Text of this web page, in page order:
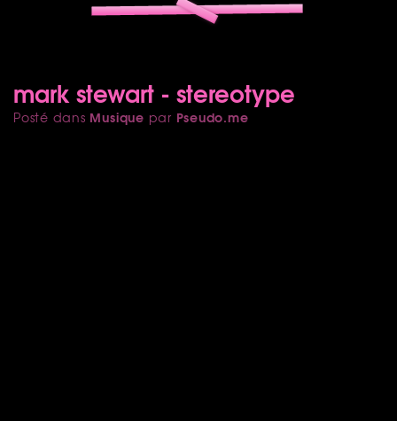
mark stewart - stereotype
Posté dans Musique par Pseudo.me